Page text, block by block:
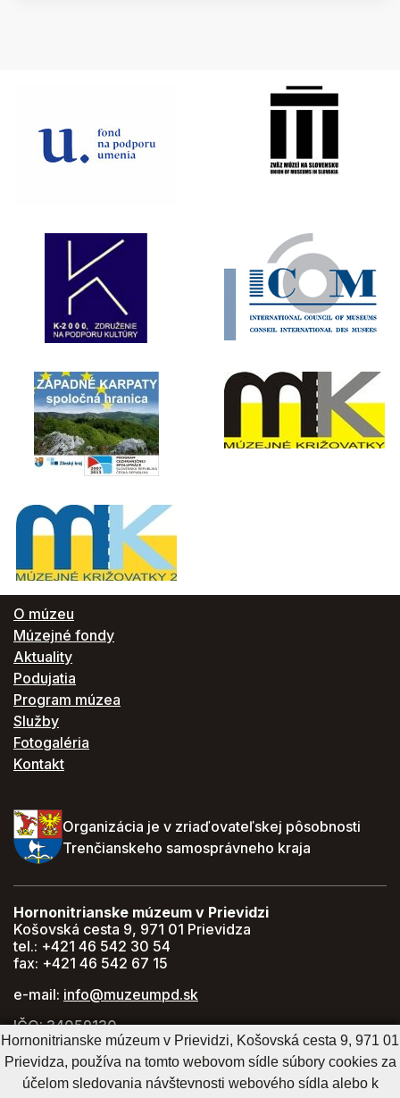
O múzeu
Múzejné fondy
Aktuality
Podujatia
Program múzea
Služby
Fotogaléria
Kontakt
Organizácia je v zriaďovateľskej pôsobnosti
Trenčianskeho samosprávneho kraja
Hornonitrianske múzeum v Prievidzi
Košovská cesta 9, 971 01 Prievidza
tel.: +421 46 542 30 54
fax: +421 46 542 67 15
e-mail: info@muzeumpd.sk
IČO: 34059130
DIČ: 2021447274
GPS: 48.770071, 18.620043
Hornonitrianske múzeum v Prievidzi, Košovská cesta 9, 971 01
Prievidza, používa na tomto webovom sídle súbory cookies za
účelom sledovania návštevnosti webového sídla alebo k